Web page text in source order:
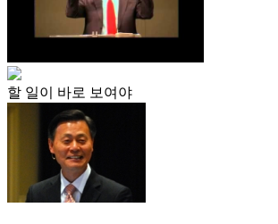
할 일이 바로 보여야